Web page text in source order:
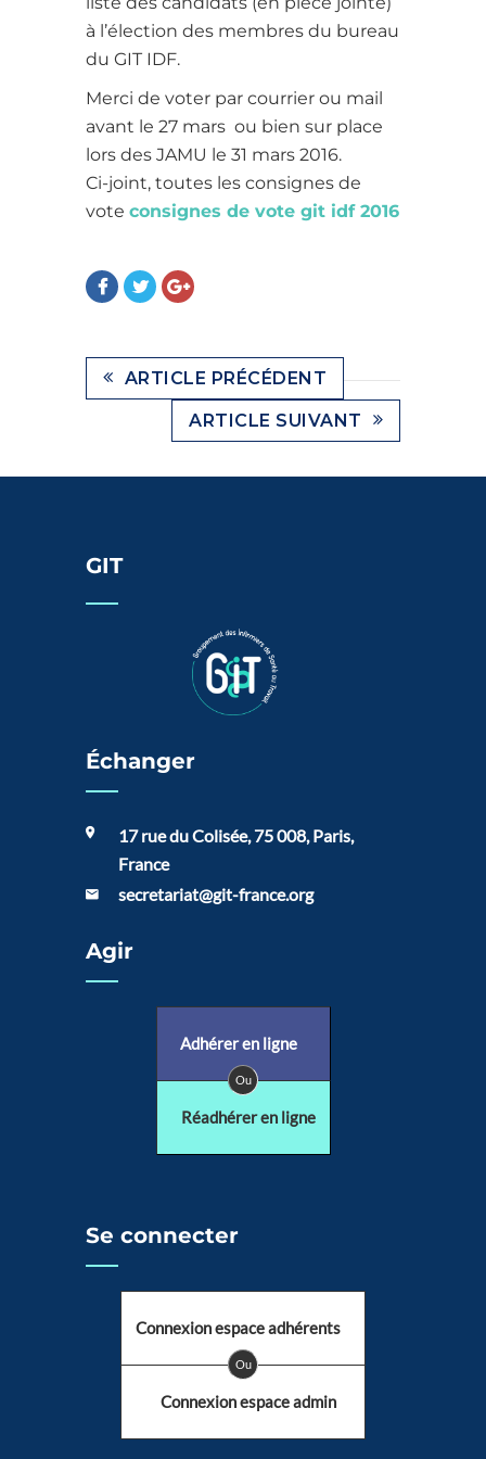
à l’élection des membres du bureau
du GIT IDF.
Merci de voter par courrier ou mail
avant le 27 mars ou bien sur place
lors des JAMU le 31 mars 2016.
Ci-joint, toutes les consignes de
vote consignes de vote git idf 2016
ARTICLE PRÉCÉDENT
ARTICLE SUIVANT
GIT
Échanger
17 rue du Colisée, 75 008, Paris,
France
secretariat@git-france.org
Agir
Adhérer en ligne
Ou
Réadhérer en ligne
Se connecter
Connexion espace adhérents
Ou
Connexion espace admin